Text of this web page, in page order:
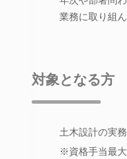
業務に取り組ん
対象となる方
土木設計の実
※資格手当最